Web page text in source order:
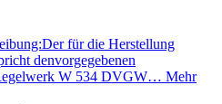
für die Herstellung
denvorgegebenen
W 534 DVGW… Mehr